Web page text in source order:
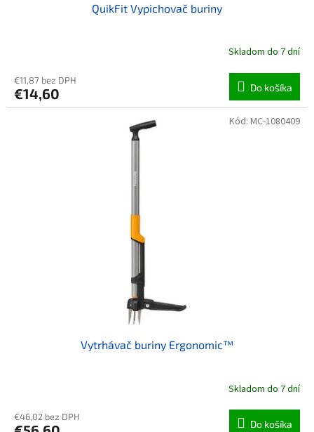
QuikFit Vypichovač buriny
Skladom do 7 dní
€11,87 bez DPH
€14,60 Do košíka
Vytrhávač buriny Ergonomic™
Skladom do 7 dní
€46,02 bez DPH
Do košíka
Kód: MC-1080409